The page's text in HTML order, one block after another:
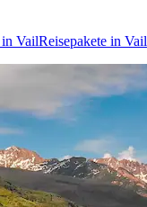
VailReisepakete in Vail